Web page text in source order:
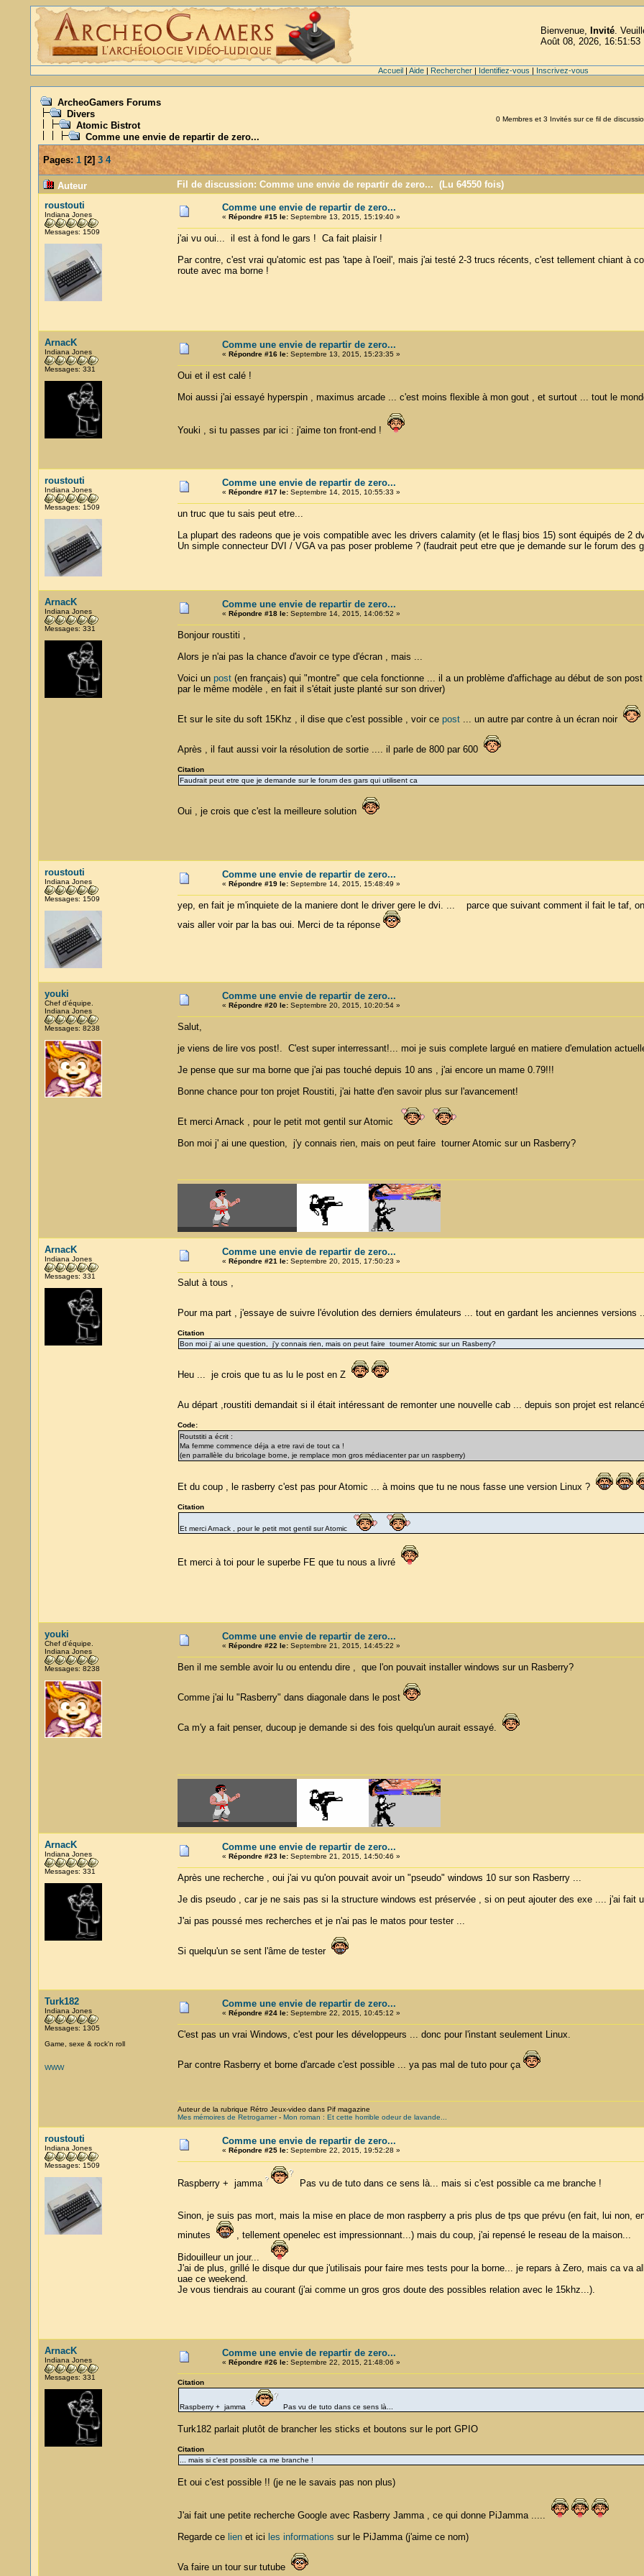
Bienvenue, Invité.
Août 08, 2026, 16:51:53
Accueil| Aide| Rechercher| Identifiez-vous | Inscrivez-vous
ArcheoGamers Forums
Divers
Atomic Bistrot
Comme une envie de repartir de zero...
0 Membres et 3 Invités sur ce fil de
Pages: 1[2]3 4
Auteur
Fil de discussion: Comme une envie de repartir de zero... (Lu 64550 fois)
roustouti
Indiana Jones
Messages: 1509
Comme une envie de repartir de zero...
« Répondre #15 le:Septembre 13, 2015, 15:19:40 »
j'ai vu oui... il est à fond le gars ! Ca fait plaisir !
Par contre, c'est vrai qu'atomic est pas 'tape à l'oeil', mais j'ai testé 2-3 trucs récents, c'est tellement chiant à
route avec ma borne !
ArnacK
Indiana Jones
Messages: 331
Comme une envie de repartir de zero...
« Répondre #16 le:Septembre 13, 2015, 15:23:35 »
Oui et il est calé !
Moi aussi j'ai essayé hyperspin , maximus arcade ... c'est moins flexible à mon gout , et surtout ... tout le
Youki , si tu passes par ici : j'aime ton front-end !
roustouti
Indiana Jones
Messages: 1509
Comme une envie de repartir de zero...
« Répondre #17 le:Septembre 14, 2015, 10:55:33 »
un truc que tu sais peut etre...
La plupart des radeons que je vois compatible avec les drivers calamity (et le flasj bios 15) sont équipés de 2
Un simple connecteur DVI / VGA va pas poser probleme ? (faudrait peut etre que je demande sur le forum
ArnacK
Indiana Jones
Messages: 331
Comme une envie de repartir de zero...
« Répondre #18 le:Septembre 14, 2015, 14:06:52 »
Bonjour roustiti ,
Alors je n'ai pas la chance d'avoir ce type d'écran , mais ...
Voici un post(en français) qui "montre" que cela fonctionne ... il a un problème d'affichage au début de son
par le même modèle , en fait il s'était juste planté sur son driver)
Et sur le site du soft 15Khz , il dise que c'est possible , voir ce post... un autre par contre à un écran noir
Après , il faut aussi voir la résolution de sortie .... il parle de 800 par 600
Citation
Faudrait peut etre que je demande sur le forum des gars qui utilisent ca
Oui , je crois que c'est la meilleure solution
roustouti
Indiana Jones
Messages: 1509
Comme une envie de repartir de zero...
« Répondre #19 le:Septembre 14, 2015, 15:48:49 »
yep, en fait je m'inquiete de la maniere dont le driver gere le dvi. ... parce que suivant comment il fait le taf,
vais aller voir par la bas oui. Merci de ta réponse
youki
Chef d'équipe.
Indiana Jones
Messages: 8238
Comme une envie de repartir de zero...
« Répondre #20 le:Septembre 20, 2015, 10:20:54 »
Salut,
je viens de lire vos post!. C'est super interressant!... moi je suis complete largué en matiere d'emulation
Je pense que sur ma borne que j'ai pas touché depuis 10 ans , j'ai encore un mame 0.79!!!
Bonne chance pour ton projet Roustiti, j'ai hatte d'en savoir plus sur l'avancement!
Et merci Arnack , pour le petit mot gentil sur Atomic
Bon moi j' ai une question, j'y connais rien, mais on peut faire tourner Atomic sur un Rasberry?
ArnacK
Indiana Jones
Messages: 331
Comme une envie de repartir de zero...
« Répondre #21 le:Septembre 20, 2015, 17:50:23 »
Salut à tous ,
Pour ma part , j'essaye de suivre l'évolution des derniers émulateurs ... tout en gardant les anciennes
Citation
Bon moi j' ai une question, j'y connais rien, mais on peut faire tourner Atomic sur un Rasberry?
Heu ... je crois que tu as lu le post en Z
Au départ ,roustiti demandait si il était intéressant de remonter une nouvelle cab ... depuis son projet est relancé
Code:
Routstiti a écrit :
Ma femme commence déja a etre ravi de tout ca !
(en parrallèle du bricolage borne, je remplace mon gros médiacenter par un raspberry)
Et du coup , le rasberry c'est pas pour Atomic ... à moins que tu ne nous fasse une version Linux ?
Citation
Et merci Arnack , pour le petit mot gentil sur Atomic
Et merci à toi pour le superbe FE que tu nous a livré
youki
Chef d'équipe.
Indiana Jones
Messages: 8238
Comme une envie de repartir de zero...
« Répondre #22 le:Septembre 21, 2015, 14:45:22 »
Ben il me semble avoir lu ou entendu dire , que l'on pouvait installer windows sur un Rasberry?
Comme j'ai lu "Rasberry" dans diagonale dans le post
Ca m'y a fait penser, ducoup je demande si des fois quelqu'un aurait essayé.
ArnacK
Indiana Jones
Messages: 331
Comme une envie de repartir de zero...
« Répondre #23 le:Septembre 21, 2015, 14:50:46 »
Après une recherche , oui j'ai vu qu'on pouvait avoir un "pseudo" windows 10 sur son Rasberry ...
Je dis pseudo , car je ne sais pas si la structure windows est préservée , si on peut ajouter des exe .... j'ai fait
J'ai pas poussé mes recherches et je n'ai pas le matos pour tester ...
Si quelqu'un se sent l'âme de tester
Turk182
Indiana Jones
Messages: 1305
Game, sexe & rock'n roll
WWW
Comme une envie de repartir de zero...
« Répondre #24 le:Septembre 22, 2015, 10:45:12 »
C'est pas un vrai Windows, c'est pour les développeurs ... donc pour l'instant seulement Linux.
Par contre Rasberry et borne d'arcade c'est possible ... ya pas mal de tuto pour ça
Auteur de la rubrique Rétro Jeux-video dans Pif magazine
Mes mémoires de Retrogamer- Mon roman : Et cette horrible odeur de lavande...
roustouti
Indiana Jones
Messages: 1509
Comme une envie de repartir de zero...
« Répondre #25 le:Septembre 22, 2015, 19:52:28 »
Raspberry + jamma Pas vu de tuto dans ce sens là... mais si c'est possible ca me branche !
Sinon, je suis pas mort, mais la mise en place de mon raspberry a pris plus de tps que prévu (en fait, lui non,
minutes
, tellement openelec est impressionnant...) mais du coup, j'ai repensé le reseau de la maison...
Bidouilleur un jour...
J'ai de plus, grillé le disque dur que j'utilisais pour faire mes tests pour la borne... je repars à Zero, mais ca va
uae ce weekend.
Je vous tiendrais au courant (j'ai comme un gros gros doute des possibles relation avec le 15khz...).
ArnacK
Indiana Jones
Messages: 331
Comme une envie de repartir de zero...
« Répondre #26 le:Septembre 22, 2015, 21:48:06 »
Citation
Raspberry + jamma Pas vu de tuto dans ce sens là...
Turk182 parlait plutôt de brancher les sticks et boutons sur le port GPIO
Citation
... mais si c'est possible ca me branche !
Et oui c'est possible !! (je ne le savais pas non plus)
J'ai fait une petite recherche Google avec Rasberry Jamma , ce qui donne PiJamma .....
Regarde ce lienet ici les informations sur le PiJamma (j'aime ce nom)
Va faire un tour sur tutube